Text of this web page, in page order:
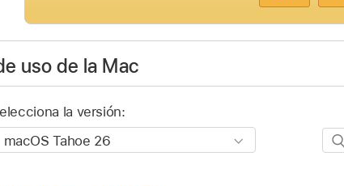
uso de la Mac
la versión: